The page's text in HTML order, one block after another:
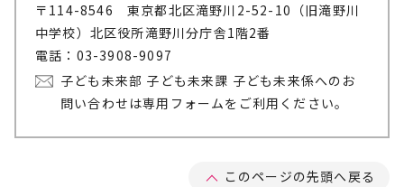
〒114-8546 東京都北区滝野川2-52-10（旧滝野川
中学校）北区役所滝野川分庁舎1階2番
電話：03-3908-9097
子ども未来部 子ども未来課 子ども未来係へのお
問い合わせは専用フォームをご利用ください。
このページの先頭へ戻る